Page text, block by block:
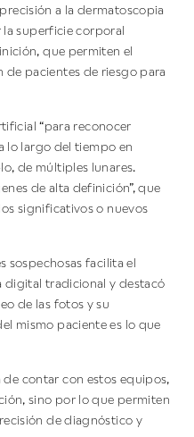
a la dermatoscopia
superficie corporal
que permiten el
pacientes de riesgo para
“para reconocer
lo largo del tiempo en
de múltiples lunares.
de alta definición”, que
significativos o nuevos
sospechosas facilita el
digital tradicional y destacó
de las fotos y su
mismo paciente es lo que
contar con estos equipos,
sino por lo que permiten
de diagnóstico y